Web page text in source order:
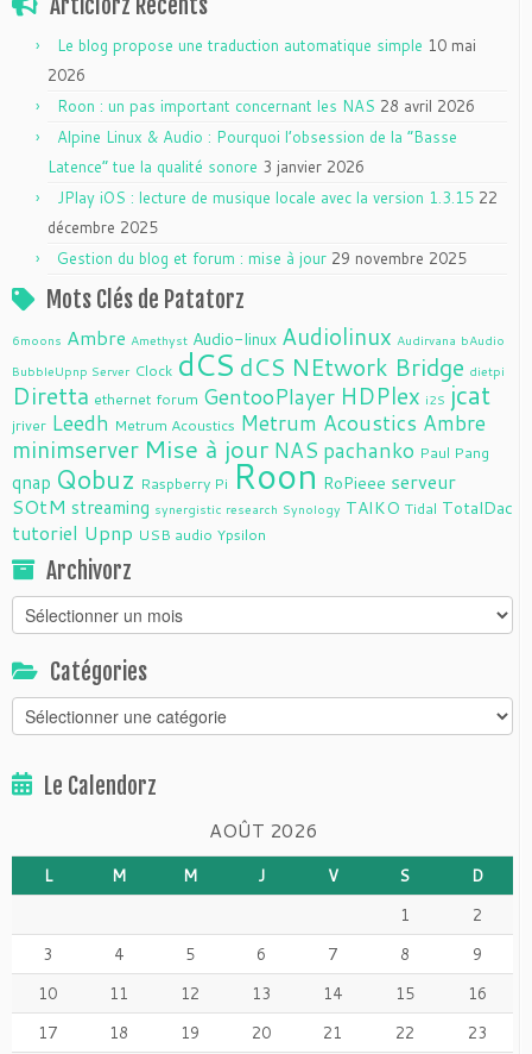
Articlorz Récents
Le blog propose une traduction automatique simple 10 mai
2026
Roon : un pas important concernant les NAS 28 avril 2026
Alpine Linux & Audio : Pourquoi l’obsession de la “Basse
Latence” tue la qualité sonore 3 janvier 2026
JPlay iOS : lecture de musique locale avec la version 1.3.15 22
décembre 2025
Gestion du blog et forum : mise à jour 29 novembre 2025
Mots Clés de Patatorz
6moons Ambre Amethyst Audio-linux Audiolinux Audirvana bAudio
BubbleUpnp Server Clock dCS dCS NEtwork Bridge dietpi
Diretta ethernet forum GentooPlayer HDPlex i2S jcat
jriver Leedh Metrum Acoustics Metrum Acoustics Ambre
minimserver Mise à jour NAS pachanko Paul Pang
qnap Qobuz Raspberry Pi Roon RoPieee serveur
SOtM streaming synergistic research Synology TAIKO Tidal TotalDac
tutoriel Upnp USB audio Ypsilon
Archivorz
Archivorz
Catégories
Catégories
Le Calendorz
AOÛT 2026
L M M J V S
D
1
2
3
4 5 6 7 8
9
10
11 12 13 14 15
16
17
18 19 20 21 22 23